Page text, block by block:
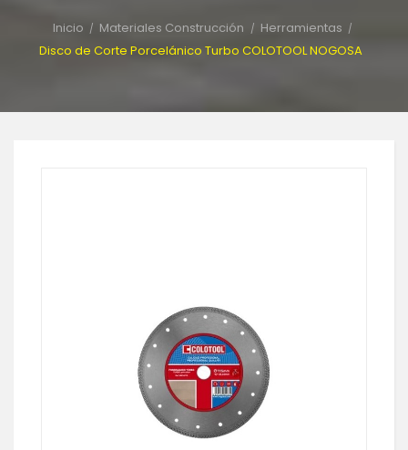
Inicio Materiales Construcción
Herramientas
Disco de Corte Porcelánico Turbo COLOTOOL NOGOSA